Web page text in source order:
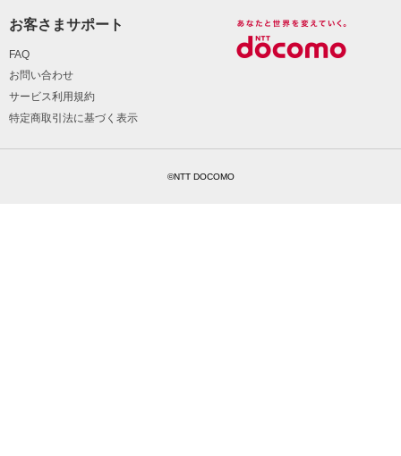
お客さまサポート
FAQ
お問い合わせ
サービス利用規約
特定商取引法に基づく表示
©NTT DOCOMO